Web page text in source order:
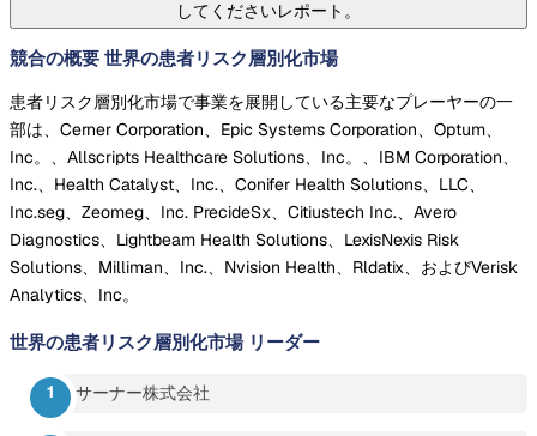
してくださいレポート。
競合の概要 世界の患者リスク層別化市場
患者リスク層別化市場で事業を展開している主要なプレーヤーの一
部は、Cerner Corporation、Epic Systems Corporation、Optum、
Inc。、Allscripts Healthcare Solutions、Inc。、IBM Corporation、
Inc.、Health Catalyst、Inc.、Conifer Health Solutions、LLC、
Inc.seg、Zeomeg、Inc. PrecideSx、Citiustech Inc.、Avero
Diagnostics、Lightbeam Health Solutions、LexisNexis Risk
Solutions、Milliman、Inc.、Nvision Health、Rldatix、およびVerisk
Analytics、Inc。
世界の患者リスク層別化市場 リーダー
サーナー株式会社